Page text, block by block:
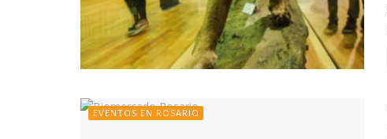
EVENTOS EN ROSARIO